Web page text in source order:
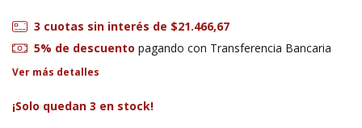
3 cuotas sin interés de $21.466,67
5% de descuento pagando con Transferencia Bancaria
Ver más detalles
¡Solo quedan 3 en stock!